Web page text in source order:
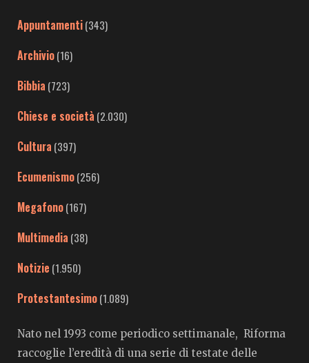
Appuntamenti(343)
Archivio(16)
Bibbia (723)
Chiese e società (2.030)
Cultura (397)
Ecumenismo(256)
Megafono(167)
Multimedia (38)
Notizie (1.950)
Protestantesimo(1.089)
Nato nel 1993 come periodico settimanale, Riforma
raccoglie l’eredità di una serie di testate delle